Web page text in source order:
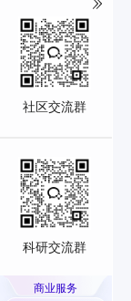
社区交流群
科研交流群
商业服务